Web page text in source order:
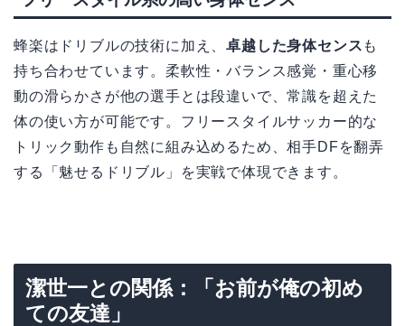
蜂楽はドリブルの技術に加え、卓越した身体センス も
持ち合わせています。柔軟性・バランス感覚・重心移
動の滑らかさが他の選手とは段違いで、常識を超えた
体の使い方が可能です。フリースタイルサッカー的な
トリック動作も自然に組み込めるため、相手DFを翻弄
する「魅せるドリブル」を実戦で体現できます。
潔世一との関係：「お前が俺の初め
ての友達」